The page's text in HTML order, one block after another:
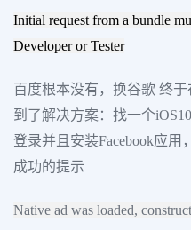
Initial request from a bundle
Developer or Tester
百度根本没有，换谷歌 终
到了解决方案：找一个
登录并且安装Facebook应
成功的提示
Native ad was loaded,